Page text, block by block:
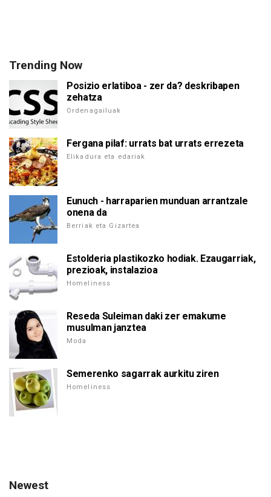
Trending Now
Posizio erlatiboa - zer da? deskribapen
zehatza
Ordenagailuak
Fergana pilaf: urrats bat urrats errezeta
Elikadura eta edariak
Eunuch - harraparien munduan arrantzale
onena da
Berriak eta Gizartea
Estolderia plastikozko hodiak. Ezaugarriak,
prezioak, instalazioa
Homeliness
Reseda Suleiman daki zer emakume
musulman janztea
Moda
Semerenko sagarrak aurkitu ziren
Homeliness
Newest